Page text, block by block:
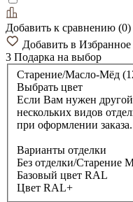
Добавить к сравнению (0)
Добавить в Избранное
3 Подарка на выбор
Старение/Масло-Мёд
Выбрать цвет
Если Вам нужен другой
нескольких видов
при оформлении заказа.
Варианты отделки
Без отделки/Старение
Базовый цвет RAL
Цвет RAL+